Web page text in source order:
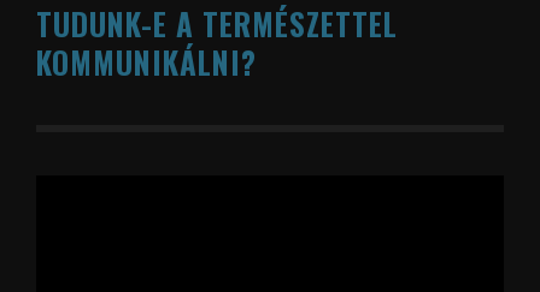
TUDUNK-E A TERMÉSZETTEL
KOMMUNIKÁLNI?